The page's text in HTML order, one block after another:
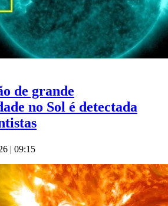
de grande
no Sol é detectada
| 09:15